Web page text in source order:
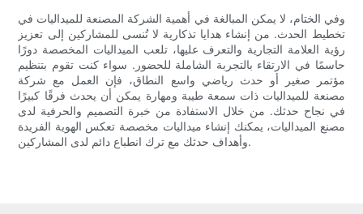
وفي الختام، لا يمكن المبالغة في أهمية الشركة المصنعة للميداليات في
تخطيط الحدث. من إنشاء هدايا تذكارية لا تُنسى للمشاركين إلى تعزيز
رؤية العلامة التجارية والتعرف عليها، تلعب الميداليات المخصصة دورًا
حاسمًا في الارتقاء بالتجربة الشاملة للحضور. سواء كنت تقوم بتنظيم
مؤتمر صغير أو حدث رياضي واسع النطاق، فإن العمل مع شركة
مصنعة للميداليات ذات سمعة طيبة ومهارة يمكن أن يحدث فرقًا كبيرًا
في نجاح حدثك. من خلال الاستفادة من خبرة التصميم والحرفية لدى
مصنع الميداليات، يمكنك إنشاء ميداليات مخصصة تعكس الهوية الفريدة
وأهداف حدثك مع ترك انطباع دائم لدى المشاركين.